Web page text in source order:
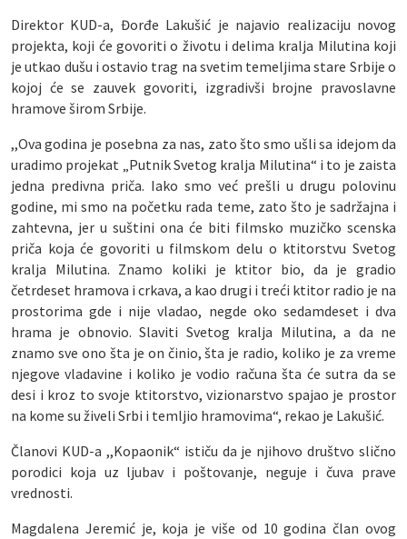
Direktor KUD-a, Đorđe Lakušić je najavio realizaciju novog
projekta, koji će govoriti o životu i delima kralja Milutina koji
je utkao dušu i ostavio trag na svetim temeljima stare Srbije o
kojoj će se zauvek govoriti, izgradivši brojne pravoslavne
hramove širom Srbije.
,,Ova godina je posebna za nas, zato što smo ušli sa idejom da
uradimo projekat „Putnik Svetog kralja Milutina“ i to je zaista
jedna predivna priča. Iako smo već prešli u drugu polovinu
godine, mi smo na početku rada teme, zato što je sadržajna i
zahtevna, jer u suštini ona će biti filmsko muzičko scenska
priča koja će govoriti u filmskom delu o ktitorstvu Svetog
kralja Milutina. Znamo koliki je ktitor bio, da je gradio
četrdeset hramova i crkava, a kao drugi i treći ktitor radio je na
prostorima gde i nije vladao, negde oko sedamdeset i dva
hrama je obnovio. Slaviti Svetog kralja Milutina, a da ne
znamo sve ono šta je on činio, šta je radio, koliko je za vreme
njegove vladavine i koliko je vodio računa šta će sutra da se
desi i kroz to svoje ktitorstvo, vizionarstvo spajao je prostor
na kome su živeli Srbi i temljio hramovima“, rekao je Lakušić.
Članovi KUD-a ,,Kopaonik“ ističu da je njihovo društvo slično
porodici koja uz ljubav i poštovanje, neguje i čuva prave
vrednosti.
Magdalena Jeremić je, koja je više od 10 godina član ovog